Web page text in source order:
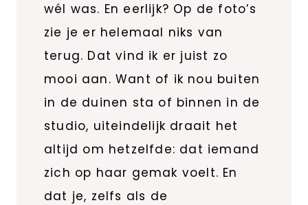
wél was. En eerlijk? Op de foto’s
zie je er helemaal niks van
terug. Dat vind ik er juist zo
mooi aan. Want of ik nou buiten
in de duinen sta of binnen in de
studio, uiteindelijk draait het
altijd om hetzelfde: dat iemand
zich op haar gemak voelt. En
dat je, zelfs als de